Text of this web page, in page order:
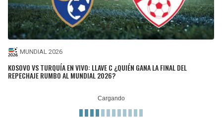
MUNDIAL 2026
KOSOVO VS TURQUÍA EN VIVO: LLAVE C ¿QUIÉN GANA LA FINAL DEL
REPECHAJE RUMBO AL MUNDIAL 2026?